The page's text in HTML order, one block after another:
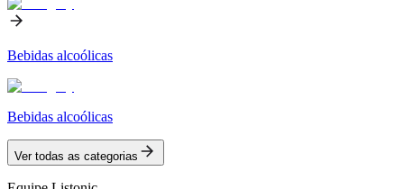
Bebidas alcoólicas
Bebidas alcoólicas
Ver todas as categorias